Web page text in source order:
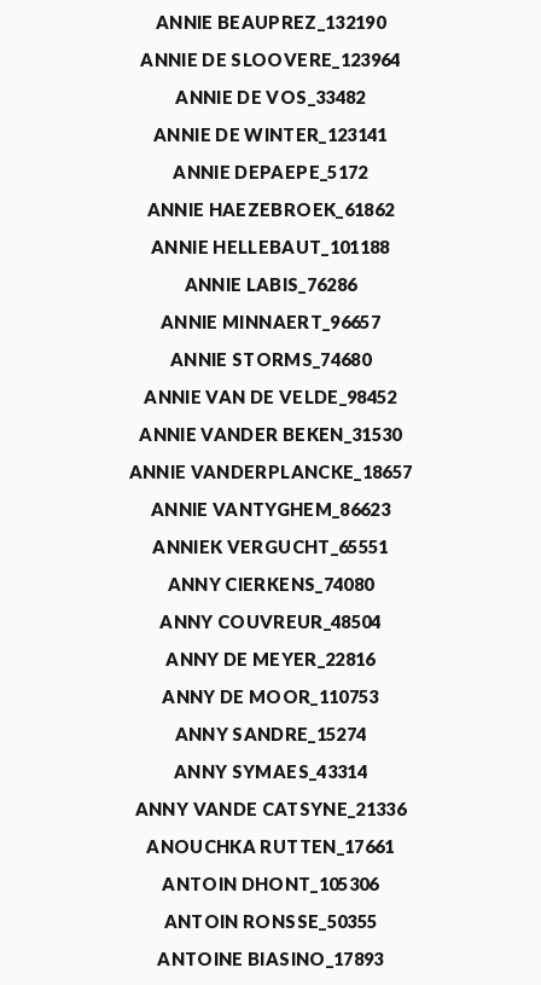
ANNIE BEAUPREZ_132190
ANNIE DE SLOOVERE_123964
ANNIE DE VOS_33482
ANNIE DE WINTER_123141
ANNIE DEPAEPE_5172
ANNIE HAEZEBROEK_61862
ANNIE HELLEBAUT_101188
ANNIE LABIS_76286
ANNIE MINNAERT_96657
ANNIE STORMS_74680
ANNIE VAN DE VELDE_98452
ANNIE VANDER BEKEN_31530
ANNIE VANDERPLANCKE_18657
ANNIE VANTYGHEM_86623
ANNIEK VERGUCHT_65551
ANNY CIERKENS_74080
ANNY COUVREUR_48504
ANNY DE MEYER_22816
ANNY DE MOOR_110753
ANNY SANDRE_15274
ANNY SYMAES_43314
ANNY VANDE CATSYNE_21336
ANOUCHKA RUTTEN_17661
ANTOIN DHONT_105306
ANTOIN RONSSE_50355
ANTOINE BIASINO_17893